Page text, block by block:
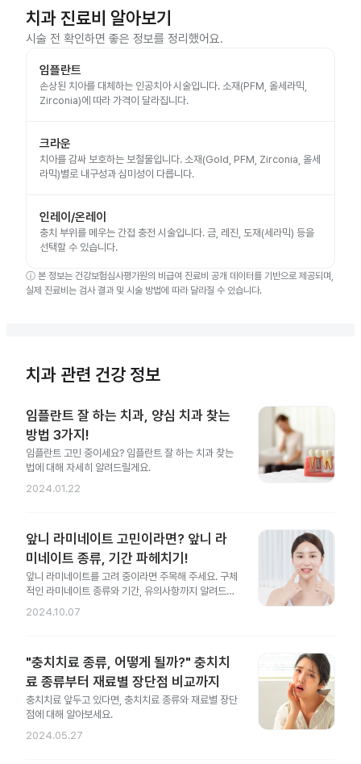
치과 진료비 알아보기
시술 전 확인하면 좋은 정보를 정리했어요.
임플란트
손상된 치아를 대체하는 인공치아 시술입니다. 소재(PFM, 올세라믹,
Zirconia)에 따라 가격이 달라집니다.
크라운
치아를 감싸 보호하는 보철물입니다. 소재(Gold, PFM, Zirconia, 올세
라믹)별로 내구성과 심미성이 다릅니다.
인레이/온레이
충치 부위를 메우는 간접 충전 시술입니다. 금, 레진, 도재(세라믹) 등을
선택할 수 있습니다.
ⓘ 본 정보는 건강보험심사평가원의 비급여 진료비 공개 데이터를 기반으로 제공되며,
실제 진료비는 검사 결과 및 시술 방법에 따라 달라질 수 있습니다.
치과 관련 건강 정보
임플란트 잘 하는 치과, 양심 치과 찾는
방법 3가지!
임플란트 고민 중이세요? 임플란트 잘 하는 치과 찾는
법에 대해 자세히 알려드릴게요.
2024.01.22
앞니 라미네이트 고민이라면? 앞니 라
미네이트 종류, 기간 파헤치기!
앞니 라미네이트를 고려 중이라면 주목해 주세요. 구체
적인 라미네이트 종류와 기간, 유의사항까지 알려드릴
게요.
2024.10.07
"충치치료 종류, 어떻게 될까?" 충치치
료 종류부터 재료별 장단점 비교까지
충치치료 앞두고 있다면, 충치치료 종류와 재료별 장단
점에 대해 알아보세요.
2024.05.27